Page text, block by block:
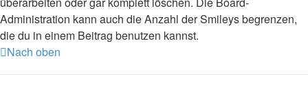
Administration kann auch die Anzahl der Smileys begrenzen,
die du in einem Beitrag benutzen kannst.
Nach oben